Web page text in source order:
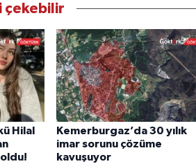
çekebilir
Hilal
Kemerburgaz’da 30 yılık
imar sorunu çözüme
kavuşuyor